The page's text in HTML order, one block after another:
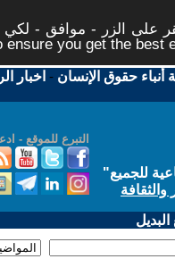
على الزر - موافق - لكي
you get the best
أنباء حقوق الإنسان - اخبار
التبرع للموقع -
للجميع"